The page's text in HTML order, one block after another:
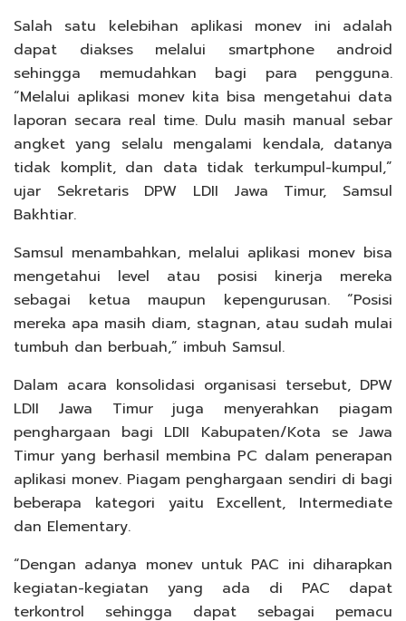
Salah satu kelebihan aplikasi monev ini adalah
dapat diakses melalui smartphone android
sehingga memudahkan bagi para pengguna.
“Melalui aplikasi monev kita bisa mengetahui data
laporan secara real time. Dulu masih manual sebar
angket yang selalu mengalami kendala, datanya
tidak komplit, dan data tidak terkumpul-kumpul,”
ujar Sekretaris DPW LDII Jawa Timur, Samsul
Bakhtiar.
Samsul menambahkan, melalui aplikasi monev bisa
mengetahui level atau posisi kinerja mereka
sebagai ketua maupun kepengurusan. “Posisi
mereka apa masih diam, stagnan, atau sudah mulai
tumbuh dan berbuah,” imbuh Samsul.
Dalam acara konsolidasi organisasi tersebut, DPW
LDII Jawa Timur juga menyerahkan piagam
penghargaan bagi LDII Kabupaten/Kota se Jawa
Timur yang berhasil membina PC dalam penerapan
aplikasi monev. Piagam penghargaan sendiri di bagi
beberapa kategori yaitu Excellent, Intermediate
dan Elementary.
“Dengan adanya monev untuk PAC ini diharapkan
kegiatan-kegiatan yang ada di PAC dapat
terkontrol sehingga dapat sebagai pemacu